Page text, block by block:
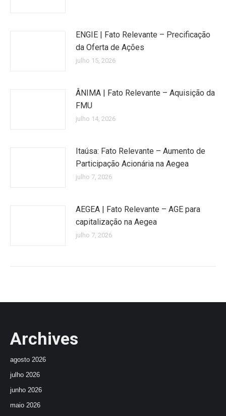
ENGIE | Fato Relevante – Precificação
da Oferta de Ações
julho 15, 2026
ÂNIMA | Fato Relevante – Aquisição da
FMU
julho 14, 2026
Itaúsa: Fato Relevante – Aumento de
Participação Acionária na Aegea
julho 7, 2026
AEGEA | Fato Relevante – AGE para
capitalização na Aegea
julho 7, 2026
Archives
agosto 2026
julho 2026
junho 2026
maio 2026